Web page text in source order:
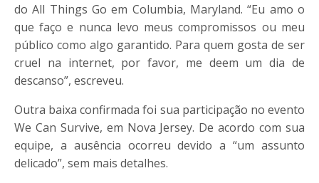
do All Things Go em Columbia, Maryland. “Eu amo o
que faço e nunca levo meus compromissos ou meu
público como algo garantido. Para quem gosta de ser
cruel na internet, por favor, me deem um dia de
descanso”, escreveu.
Outra baixa confirmada foi sua participação no evento
We Can Survive, em Nova Jersey. De acordo com sua
equipe, a ausência ocorreu devido a “um assunto
delicado”, sem mais detalhes.